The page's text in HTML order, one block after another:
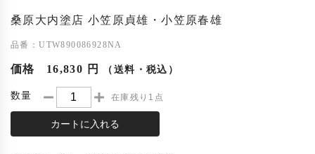
桑原大内塗店 小笠原貞雄・小笠原春雄
品番：UTW890086928NA
価格 16,830 円 （送料・税込）
数量 在庫残り1点
カートに入れる